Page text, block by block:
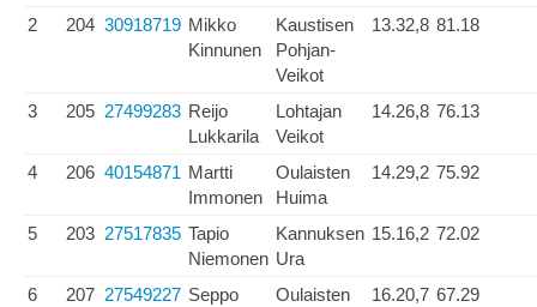
2 204 30918719 Mikko
Kinnunen
Kaustisen
Pohjan-
Veikot
13.32,8 81.18
3 205 27499283 Reijo
Lukkarila
Lohtajan
Veikot
14.26,8 76.13
4 206 40154871 Martti
Immonen
Oulaisten
Huima
14.29,2 75.92
5 203 27517835 Tapio
Niemonen
Kannuksen
Ura
15.16,2 72.02
6 207 27549227 Seppo
Oulaisten
16.20,7 67.29